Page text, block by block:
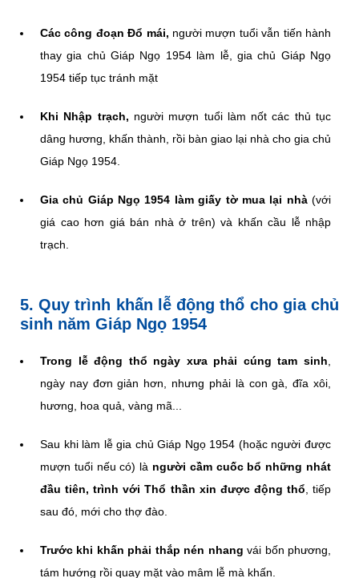
Các công đoạn Đổ mái, người mượn tuổi vẫn tiến hành
thay gia chủ Giáp Ngọ 1954 làm lễ, gia chủ Giáp Ngọ
1954 tiếp tục tránh mặt
Khi Nhập trạch, người mượn tuổi làm nốt các thủ tục
dâng hương, khấn thành, rồi bàn giao lại nhà cho gia chủ
Giáp Ngọ 1954.
Gia chủ Giáp Ngọ 1954 làm giấy tờ mua lại nhà(với
giá cao hơn giá bán nhà ở trên) và khấn cầu lễ nhập
trạch.
5. Quy trình khấn lễ động thổ cho gia chủ
sinh năm Giáp Ngọ 1954
Trong lễ động thổ ngày xưa phải cúng tam sinh
ngày nay đơn giản hơn, nhưng phải là con gà, đĩa xôi,
hương, hoa quả, vàng mã...
Sau khi làm lễ gia chủ Giáp Ngọ 1954 (hoặc người được
mượn tuổi nếu có) là người cầm cuốc bổ những nhát
đầu tiên, trình với Thổ thần xin được động thổ , tiếp
sau đó, mới cho thợ đào.
Trước khi khấn phải thắp nén nhang vái bốn phương,
tám hướng rồi quay mặt vào mâm lễ mà khấn.